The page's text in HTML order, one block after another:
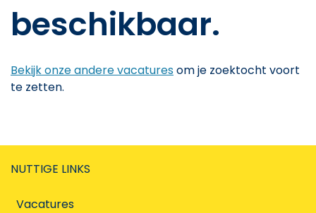
beschikbaar.
Bekijk onze andere vacaturesom je zoektocht voort
te zetten.
NUTTIGE LINKS
Vacatures